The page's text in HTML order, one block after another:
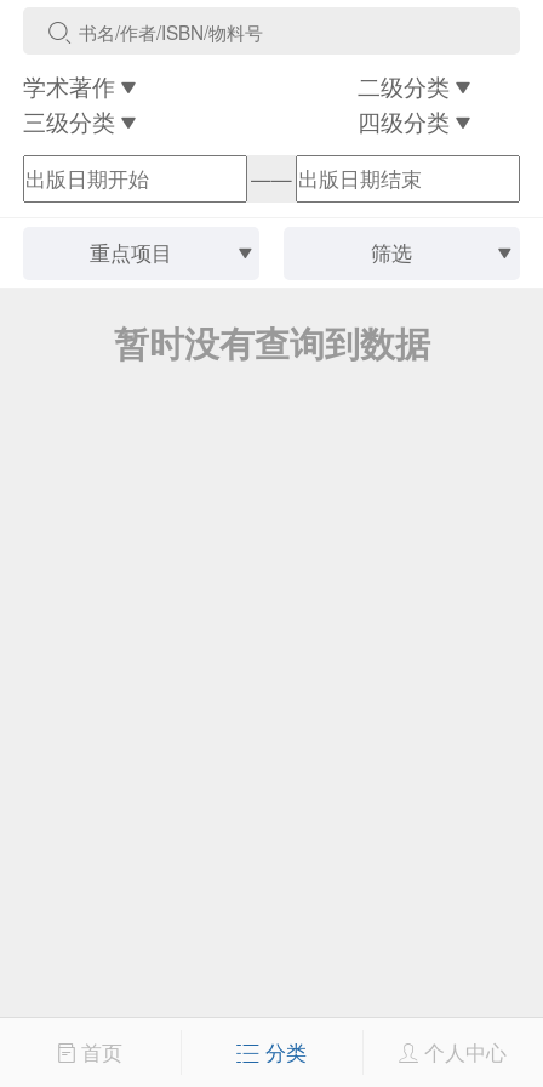
学术著作
二级分类
三级分类
四级分类
——
重点项目 筛选
暂时没有查询到数据
首页 分类 个人中心